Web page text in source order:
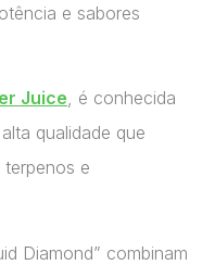
e sabores
Juice, é conhecida
qualidade que
e
Diamond” combinam